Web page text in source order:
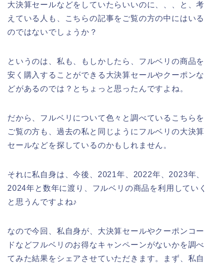
大決算セールなどをしていたらいいのに、、、と、考
えている人も、こちらの記事をご覧の方の中にはいる
のではないでしょうか？
というのは、私も、もしかしたら、フルベリの商品を
安く購入することができる大決算セールやクーポンな
どがあるのでは？とちょっと思ったんですよね。
だから、フルベリについて色々と調べているこちらを
ご覧の方も、過去の私と同じようにフルベリの大決算
セールなどを探しているのかもしれません。
それに私自身は、今後、2021年、2022年、2023年、
2024年と数年に渡り、フルベリの商品を利用していく
と思うんですよね♪
なので今回、私自身が、大決算セールやクーポンコー
ドなどフルベリのお得なキャンペーンがないかを調べ
てみた結果をシェアさせていただきます。まず、私自